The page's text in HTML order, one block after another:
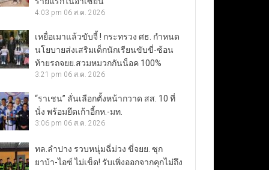
4:03 pm 06 ส.ค. 2026
เหยื่อเมาแล้วขับจี้ ! กระทรวง ศธ. กำหนด
นโยบายส่งเสริมเด็กนักเรียนขับขี่-ซ้อน
ท้ายรถจยย.สวมหมวกกันน็อค 100%
3:21 pm 06 ส.ค. 2026
“ราเชน” ลั่นเลือกตั้งหน้ากวาด สส. 10 ที่
นั่ง พร้อมยึดเก้าอี้กห.-มท.
3:06 pm 06 ส.ค. 2026
ทล.ลำปาง รวบหนุ่มฉี่ม่วง ขี่จยย. ซุก
ยาบ้า-ไอซ์ ไม่เข็ด! รับเพิ่งออกจากคุกไม่ถึง